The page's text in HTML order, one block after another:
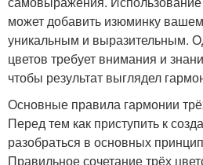
может добавить изюминку
уникальным и выразительным.
цветов требует внимания и
чтобы результат выглядел
Основные правила гармонии
Перед тем как приступить к
разобраться в основных
Правильное сочетание трёх